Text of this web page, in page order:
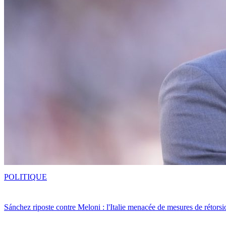
Sánchez riposte contre Meloni : l'Italie menacée de mesures de
POLITIQUE